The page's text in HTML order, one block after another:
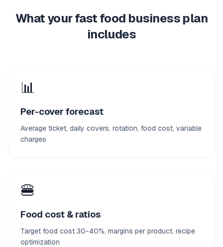
What your fast food business plan
includes
📊
Per-cover forecast
Average ticket, daily covers, rotation, food cost, variable
charges
🍔
Food cost & ratios
Target food cost 30-40%, margins per product, recipe
optimization